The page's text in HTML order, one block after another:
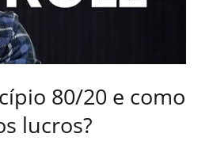
80/20 e como
lucros?